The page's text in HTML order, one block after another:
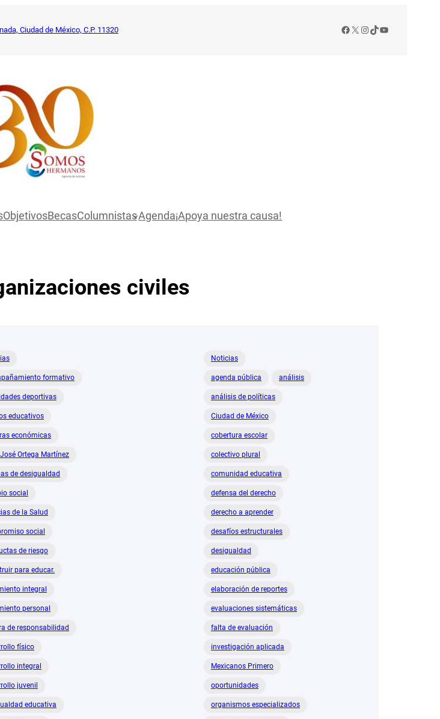
Ciudad de México, C.P. 11320 Facebook
X Instagram
TikTok
YouTube
ObjetivosBecasColumnistasAgenda¡Apoya nuestra causa!
civiles
formativo
deportivas
educativos
económicas
José Ortega Martínez
de desigualdad
social
de la Salud
social
de riesgo
para educar.
integral
personal
de responsabilidad
físico
integral
juvenil
educativa
Noticias
agenda pública análisis
análisis de políticas
Ciudad de México
cobertura escolar
colectivo plural
comunidad educativa
defensa del derecho
derecho a aprender
desafíos estructurales
desigualdad
educación pública
elaboración de reportes
evaluaciones sistemáticas
falta de evaluación
investigación aplicada
Mexicanos Primero
oportunidades
organismos especializados